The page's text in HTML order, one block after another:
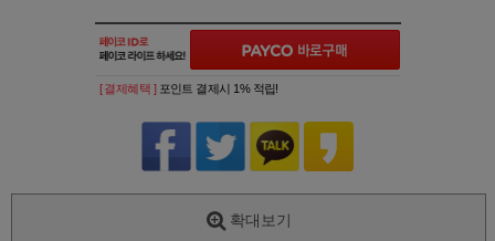
[ 결제혜택 ] 포인트 결제시 1% 적립!
확대보기